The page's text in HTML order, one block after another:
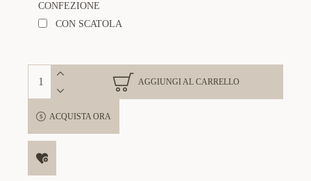
CONFEZIONE
CON SCATOLA
AGGIUNGI AL CARRELLO
ACQUISTA ORA